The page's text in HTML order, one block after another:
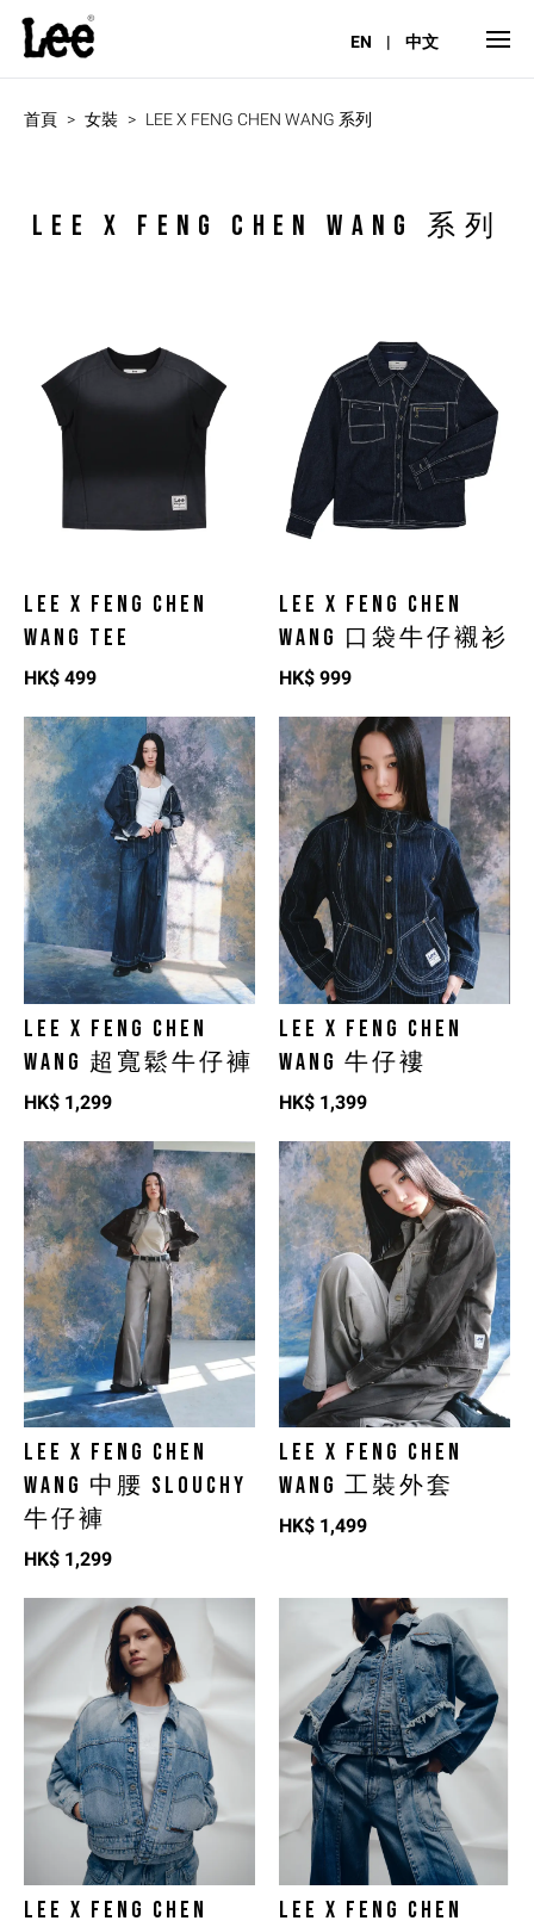
EN | 中文
首頁 女裝 LEE X FENG CHEN WANG 系列
LEE X FENG CHEN WANG 系列
LEE X FENG CHEN
WANG TEE
HK$ 499
LEE X FENG CHEN
WANG 口袋牛仔襯衫
HK$ 999
LEE X FENG CHEN
WANG 超寬鬆牛仔褲
HK$ 1,299
LEE X FENG CHEN
WANG 牛仔褸
HK$ 1,399
LEE X FENG CHEN
WANG 中腰 SLOUCHY
牛仔褲
HK$ 1,299
LEE X FENG CHEN
WANG 工裝外套
HK$ 1,499
LEE X FENG CHEN
LEE X FENG CHEN